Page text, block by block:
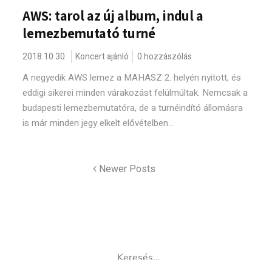
AWS: tarol az új album, indul a
lemezbemutató turné
2018.10.30. Koncert ajánló 0 hozzászólás
A negyedik AWS lemez a MAHASZ 2. helyén nyitott, és
eddigi sikerei minden várakozást felülmúltak. Nemcsak a
budapesti lemezbemutatóra, de a turnéindító állomásra
is már minden jegy elkelt elővételben...
Newer Posts